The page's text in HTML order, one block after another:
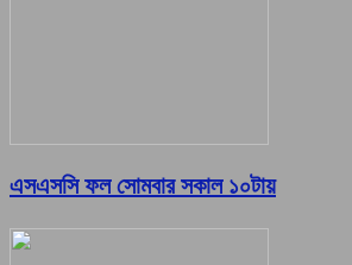
এসএসসি ফল সোমবার সকাল ১০টায়